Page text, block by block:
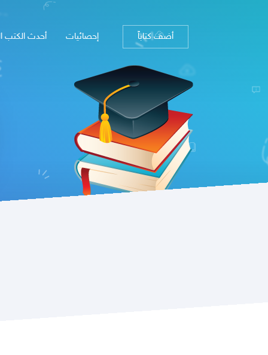
أحدث الكتب إحصائيات أضف كتاباً